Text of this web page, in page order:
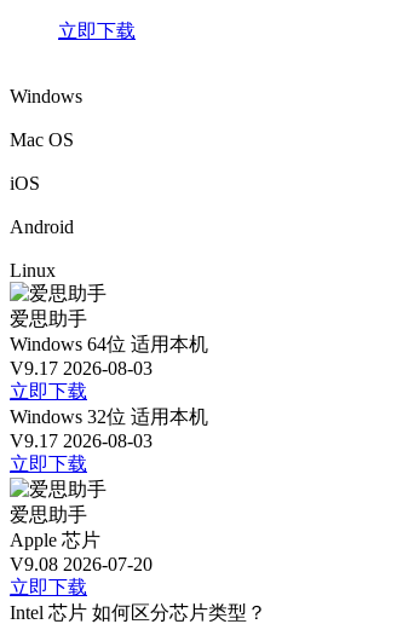
立即下载
Windows
Mac OS
iOS
Android
Linux
爱思助手
Windows 64位 适用本机
V9.17 2026-08-03
立即下载
Windows 32位 适用本机
V9.17 2026-08-03
立即下载
爱思助手
Apple 芯片
V9.08 2026-07-20
立即下载
Intel 芯片 如何区分芯片类型？